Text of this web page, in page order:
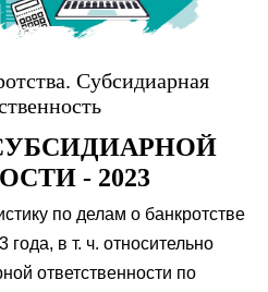
Субсидиарная
- 2023
по делам о банкротстве
в т. ч. относительно
ответственности по